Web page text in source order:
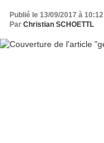
Publié le 13/09/2017 à 10:12
Par Christian SCHOETTL